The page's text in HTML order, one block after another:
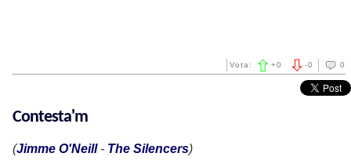
0
-0
Vota: +0
Contesta'm
(Jimme O'Neill- The Silencers)